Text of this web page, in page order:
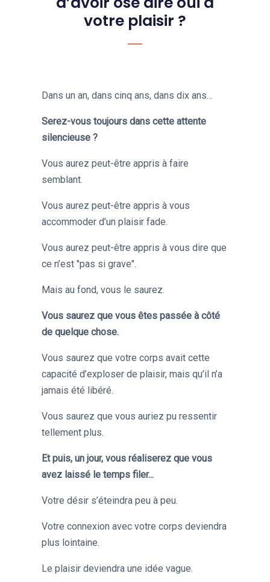
votre plaisir ?
Dans un an, dans cinq ans, dans dix ans…
Serez-vous toujours dans cette attente
silencieuse ?
Vous aurez peut-être appris à faire
semblant.
Vous aurez peut-être appris à vous
accommoder d’un plaisir fade.
Vous aurez peut-être appris à vous dire que
ce n’est "pas si grave".
Mais au fond, vous le saurez.
Vous saurez que vous êtes passée à côté
de quelque chose.
Vous saurez que votre corps avait cette
capacité d’exploser de plaisir, mais qu’il n’a
jamais été libéré.
Vous saurez que vous auriez pu ressentir
tellement plus.
Et puis, un jour, vous réaliserez que vous
avez laissé le temps filer...
Votre désir s’éteindra peu à peu.
Votre connexion avec votre corps deviendra
plus lointaine.
Le plaisir deviendra une idée vague.